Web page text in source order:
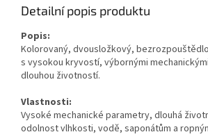
Detailní popis produktu
Popis:
Kolorovaný, dvousložkový,
s vysokou kryvostí, výbornými
dlouhou životností.
Vlastnosti:
Vysoké mechanické parametry, dlouhá
odolnost vlhkosti, vodě, saponátům a